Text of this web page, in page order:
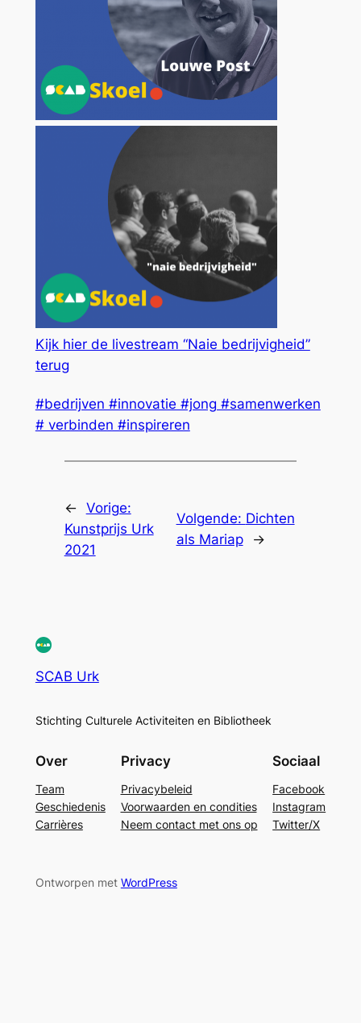
Kijk hier de livestream “Naie bedrijvigheid”
terug
#bedrijven #innovatie #jong #samenwerken
# verbinden #inspireren
← Vorige:
Kunstprijs Urk
2021
Volgende: Dichten
als Mariap
→
SCAB Urk
Stichting Culturele Activiteiten en Bibliotheek
Over
Team
Geschiedenis
Carrières
Privacy
Privacybeleid
Voorwaarden en condities
Neem contact met ons op
Sociaal
Facebook
Instagram
Twitter/X
Ontworpen met WordPress